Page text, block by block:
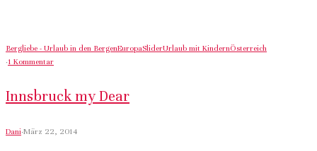
Bergliebe - Urlaub in den BergenEuropaSliderUrlaub mit KindernÖsterreich
·1 Kommentar
Innsbruck my Dear
Dani·März 22, 2014